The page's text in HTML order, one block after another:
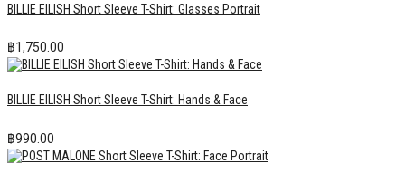
BILLIE EILISH Short Sleeve T-Shirt: Glasses Portrait
฿1,750.00
BILLIE EILISH Short Sleeve T-Shirt: Hands & Face
฿990.00